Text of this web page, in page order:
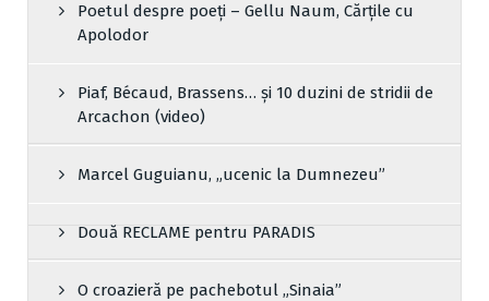
Poetul despre poeți – Gellu Naum, Cărțile cu
Apolodor
Piaf, Bécaud, Brassens… și 10 duzini de stridii de
Arcachon (video)
Marcel Guguianu, „ucenic la Dumnezeu”
Două RECLAME pentru PARADIS
O croazieră pe pachebotul „Sinaia”